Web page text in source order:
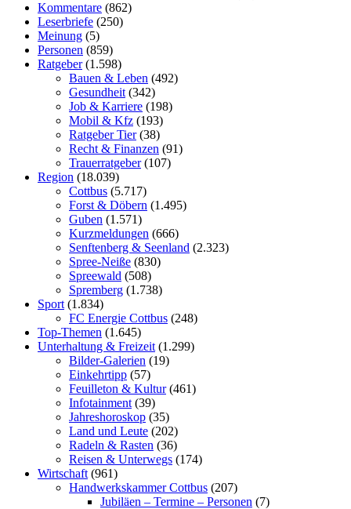
Kommentare (862)
Leserbriefe (250)
Meinung (5)
Personen (859)
Ratgeber(1.598)
Bauen & Leben (492)
Gesundheit (342)
Job & Karriere (198)
Mobil & Kfz (193)
Ratgeber Tier(38)
Recht & Finanzen (91)
Trauerratgeber(107)
Region (18.039)
Cottbus (5.717)
Forst & Döbern (1.495)
Guben (1.571)
Kurzmeldungen (666)
Senftenberg & Seenland (2.323)
Spree-Neiße (830)
Spreewald (508)
Spremberg (1.738)
Sport (1.834)
FC Energie Cottbus (248)
Top-Themen (1.645)
Unterhaltung & Freizeit (1.299)
Bilder-Galerien (19)
Einkehrtipp (57)
Feuilleton & Kultur(461)
Infotainment (39)
Jahreshoroskop (35)
Land und Leute (202)
Radeln & Rasten (36)
Reisen & Unterwegs (174)
Wirtschaft (961)
Handwerkskammer Cottbus (207)
Jubiläen – Termine – Personen (7)